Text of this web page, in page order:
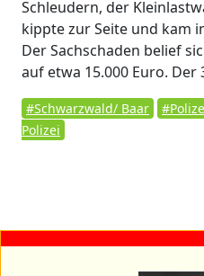
Schleudern, der
kippte zur Seite und kam
Der Sachschaden belief
auf etwa 15.000 Euro.
#Schwarzwald/ Baar
Polizei